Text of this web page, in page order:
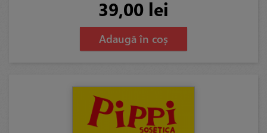
39,00 lei
Adaugă în coș